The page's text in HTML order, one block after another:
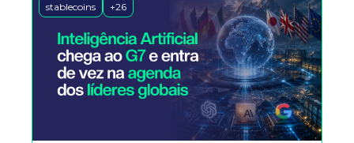
stablecoins +26